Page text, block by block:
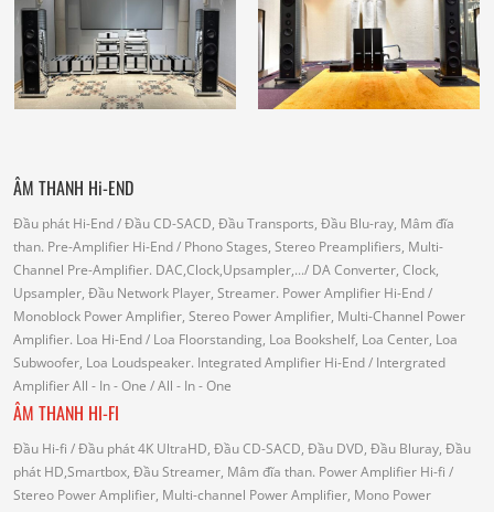
ÂM THANH Hi-END
Đầu phát Hi-End/ Đầu CD-SACD, Đầu Transports, Đầu Blu-ray, Mâm đĩa
than. Pre-Amplifier Hi-End/ Phono Stages, Stereo Preamplifiers, Multi-
Channel Pre-Amplifier. DAC,Clock,Upsampler,.../ DA Converter, Clock,
Upsampler, Đầu Network Player, Streamer. Power Amplifier Hi-End/
Monoblock Power Amplifier, Stereo Power Amplifier, Multi-Channel Power
Amplifier. Loa Hi-End/ Loa Floorstanding, Loa Bookshelf, Loa Center, Loa
Subwoofer, Loa Loudspeaker. Integrated Amplifier Hi-End/ Intergrated
AmplifierAll - In - One / All - In - One
ÂM THANH HI-FI
Đầu Hi-fi / Đầu phát 4K UltraHD, Đầu CD-SACD, Đầu DVD, Đầu Bluray, Đầu
phát HD,Smartbox, Đầu Streamer, Mâm đĩa than. Power Amplifier Hi-fi /
Stereo Power Amplifier, Multi-channel Power Amplifier, Mono Power